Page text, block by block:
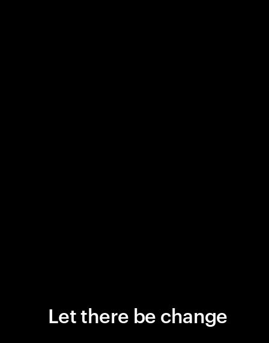
Let there be change